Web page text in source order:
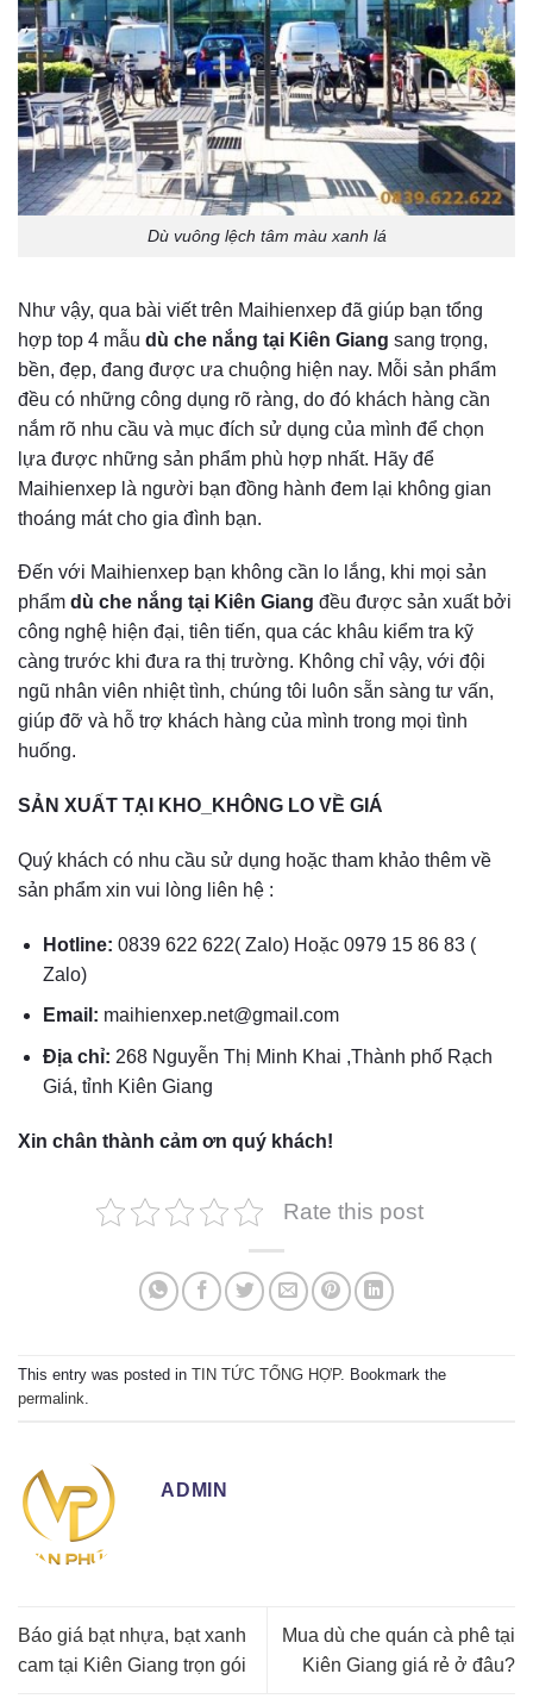
Dù vuông lệch tâm màu xanh lá
Như vậy, qua bài viết trên Maihienxep đã giúp bạn tổng
hợp top 4 mẫu dù che nắng tại Kiên Giang sang trọng,
bền, đẹp, đang được ưa chuộng hiện nay. Mỗi sản phẩm
đều có những công dụng rõ ràng, do đó khách hàng cần
nắm rõ nhu cầu và mục đích sử dụng của mình để chọn
lựa được những sản phẩm phù hợp nhất. Hãy để
Maihienxep là người bạn đồng hành đem lại không gian
thoáng mát cho gia đình bạn.
Đến với Maihienxep bạn không cần lo lắng, khi mọi sản
phẩm dù che nắng tại Kiên Giang đều được sản xuất bởi
công nghệ hiện đại, tiên tiến, qua các khâu kiểm tra kỹ
càng trước khi đưa ra thị trường. Không chỉ vậy, với đội
ngũ nhân viên nhiệt tình, chúng tôi luôn sẵn sàng tư vấn,
giúp đỡ và hỗ trợ khách hàng của mình trong mọi tình
huống.
SẢN XUẤT TẠI KHO_KHÔNG LO VỀ GIÁ
Quý khách có nhu cầu sử dụng hoặc tham khảo thêm về
sản phẩm xin vui lòng liên hệ :
Hotline: 0839 622 622( Zalo) Hoặc 0979 15 86 83 (
Zalo)
Email: maihienxep.net@gmail.com
Địa chỉ: 268 Nguyễn Thị Minh Khai ,Thành phố Rạch
Giá, tỉnh Kiên Giang
Xin chân thành cảm ơn quý khách!
Rate this post
This entry was posted in TIN TỨC TỔNG HỢP. Bookmark the
permalink.
ADMIN
Báo giá bạt nhựa, bạt xanh
cam tại Kiên Giang trọn gói
Mua dù che quán cà phê tại
Kiên Giang giá rẻ ở đâu?